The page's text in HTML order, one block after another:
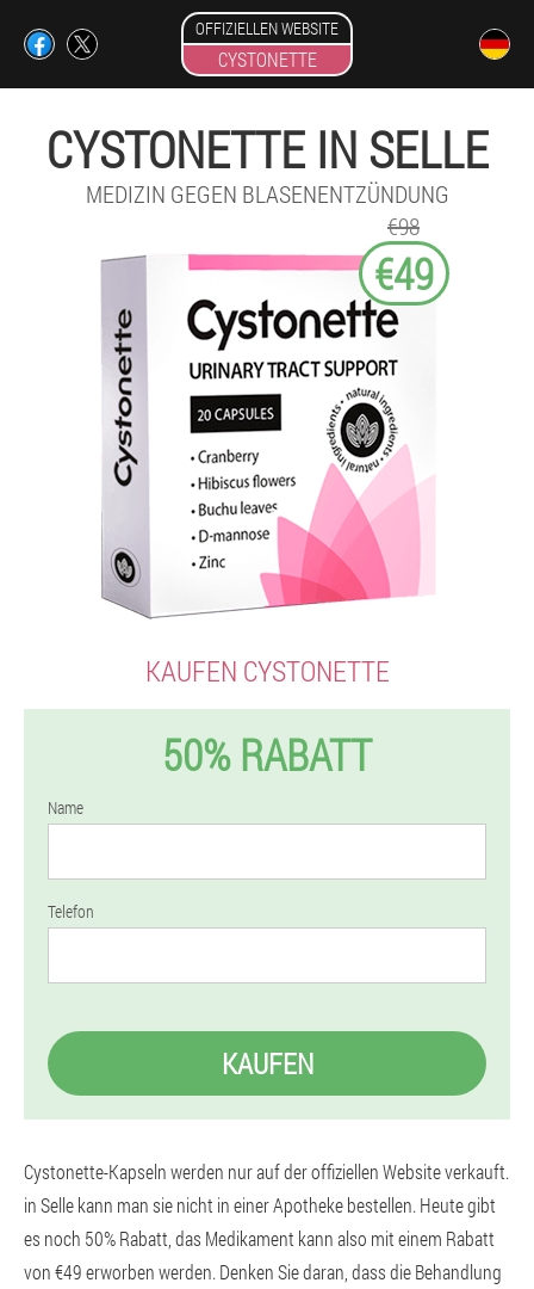
OFFIZIELLEN WEBSITE
CYSTONETTE
CYSTONETTE IN SELLE
MEDIZIN GEGEN BLASENENTZÜNDUNG
€98
€49
KAUFEN CYSTONETTE
50% RABATT
Name
Telefon
KAUFEN
Cystonette-Kapseln werden nur auf der offiziellen Website verkauft.
in Selle kann man sie nicht in einer Apotheke bestellen. Heute gibt
es noch 50% Rabatt, das Medikament kann also mit einem Rabatt
von €49 erworben werden. Denken Sie daran, dass die Behandlung